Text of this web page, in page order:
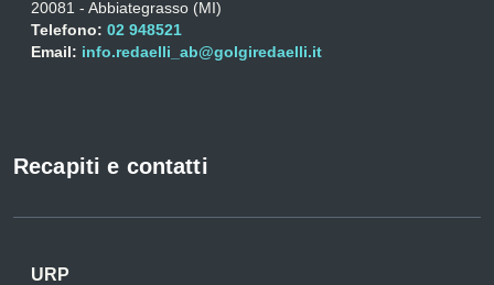
20081 - Abbiategrasso (MI)
Telefono: 02 948521
Email: info.redaelli_ab@golgiredaelli.it
Recapiti e contatti
URP